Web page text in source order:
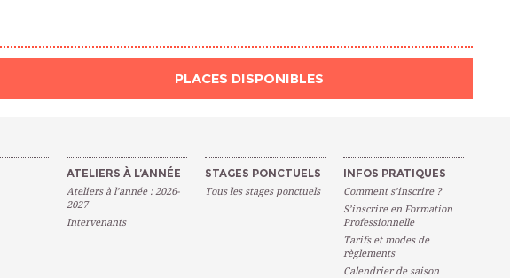
PLACES DISPONIBLES
ATELIERS À L’ANNÉE
Ateliers à l’année : 2026-
2027
Intervenants
STAGES PONCTUELS
Tous les stages ponctuels
INFOS PRATIQUES
Comment s’inscrire ?
S’inscrire en Formation
Professionnelle
Tarifs et modes de
règlements
Calendrier de saison